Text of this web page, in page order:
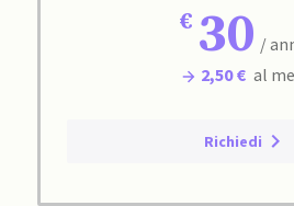
30 /
2,50 € al
Richiedi